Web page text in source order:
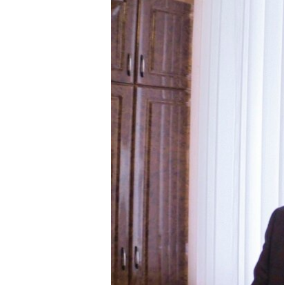
УКРАИНСКАЯ ПРОБЛЕМА КРЫМА